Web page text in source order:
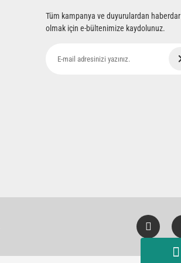
Tüm kampanya ve duyurulardan haberdar
olmak için e-bültenimize kaydolunuz.